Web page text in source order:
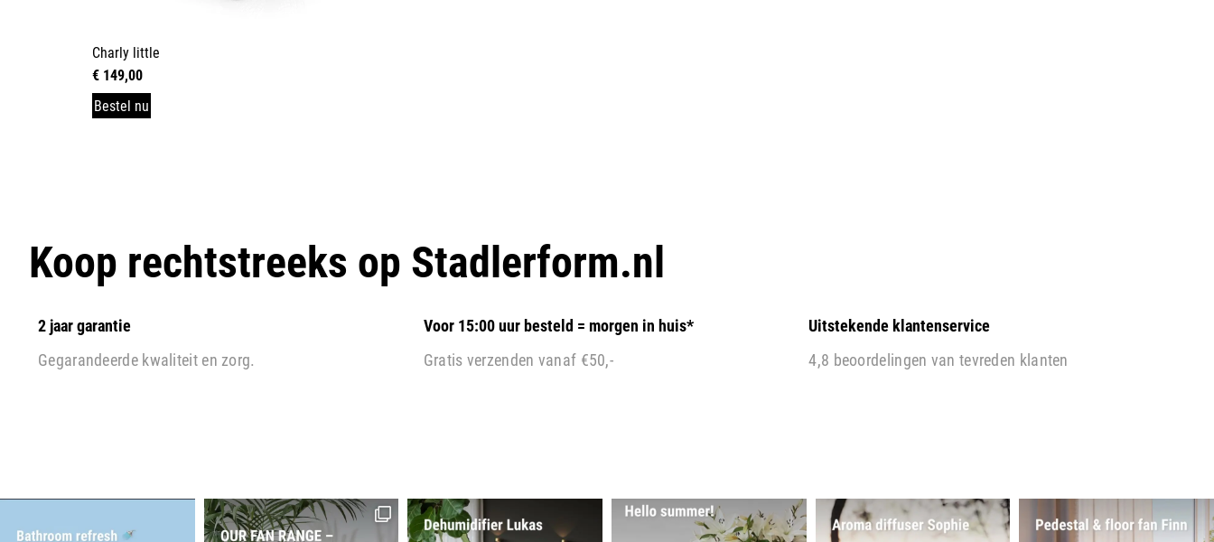
Charly little
€ 149,00
Bestel nu
Koop rechtstreeks op Stadlerform.nl
2 jaar garantie
Gegarandeerde kwaliteit en zorg.
Voor 15:00 uur besteld = morgen in huis*
Gratis verzenden vanaf €50,-
Uitstekende klantenservice
4,8 beoordelingen van tevreden klanten